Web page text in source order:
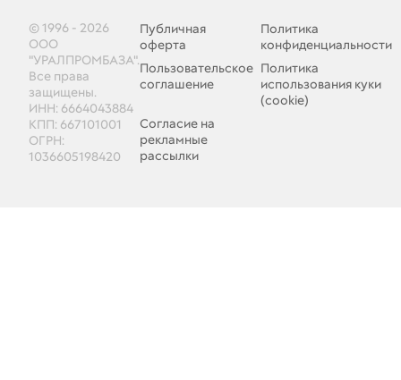
© 1996 - 2026
ООО
"УРАЛПРОМБАЗА".
Все права
защищены.
ИНН: 6664043884
КПП: 667101001
ОГРН:
1036605198420
Публичная
оферта
Политика
конфиденциальности
Пользовательское
соглашение
Политика
использования куки
(cookie)
Согласие на
рекламные
рассылки